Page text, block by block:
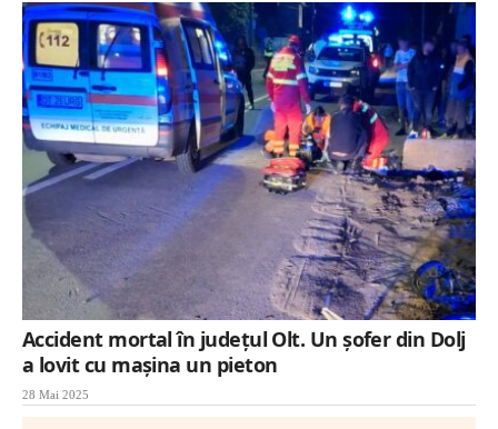
Accident mortal în judeţul Olt. Un şofer din Dolj
a lovit cu maşina un pieton
28 Mai 2025